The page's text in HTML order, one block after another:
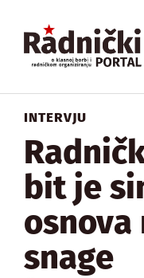
INTERVJU
bit je
osnova
snage